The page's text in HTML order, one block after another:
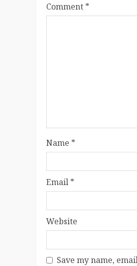
Comment *
Name *
Email *
Website
Save my name,